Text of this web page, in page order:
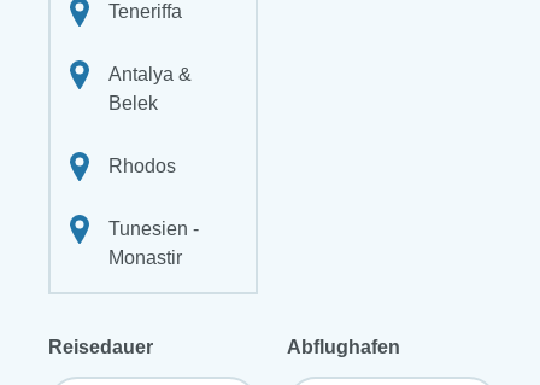
Teneriffa
Antalya &
Belek
Rhodos
Tunesien -
Monastir
Reisedauer Abflughafen